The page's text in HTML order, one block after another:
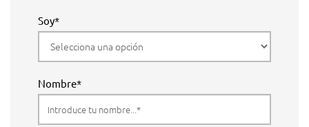
Soy*
Nombre*